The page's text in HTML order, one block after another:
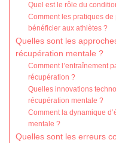
Quel est le rôle du
Comment les pratiques
bénéficier aux athlètes ?
Quelles sont les
récupération mentale ?
Comment l’entraînement
récupération ?
Quelles innovations
récupération mentale ?
Comment la dynamique
mentale ?
Quelles sont les erreurs